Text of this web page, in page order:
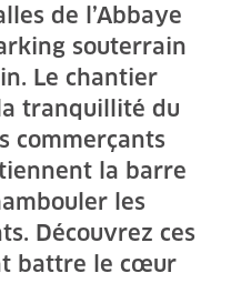
de l’Abbaye
souterrain
Le chantier
tranquillité du
commerçants
la barre
les
Découvrez ces
battre le cœur